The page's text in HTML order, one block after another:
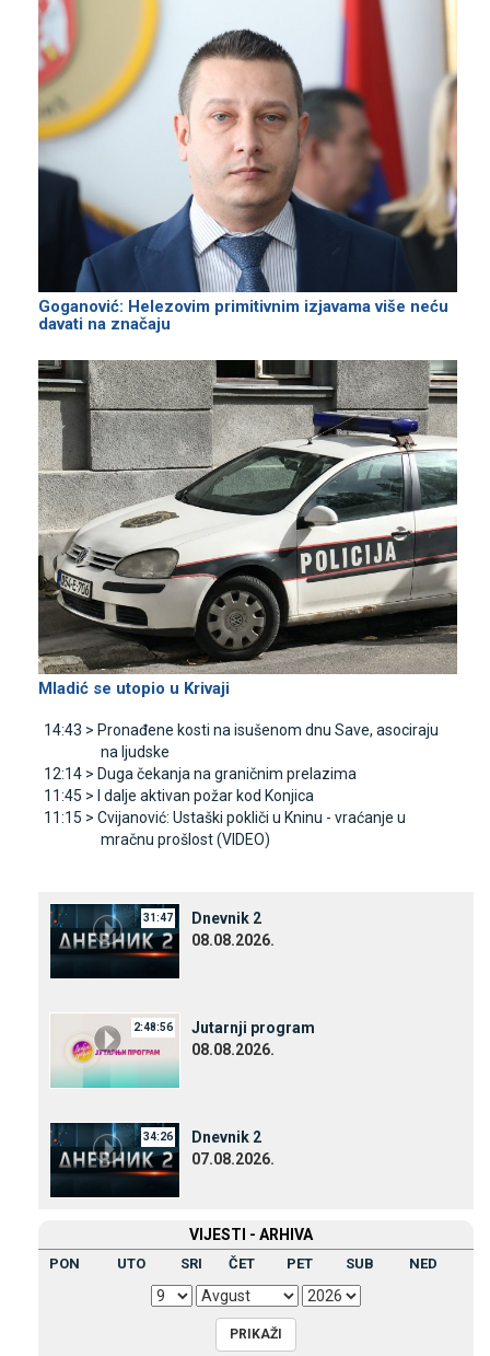
Goganović: Helezovim primitivnim izjavama više neću
davati na značaju
Mladić se utopio u Krivaji
14:43 > Pronađene kosti na isušenom dnu Save, asociraju
na ljudske
12:14 > Duga čekanja na graničnim prelazima
11:45 >
I dalje aktivan požar kod Konjica
11:15 > Cvijanović: Ustaški pokliči u Kninu - vraćanje u
mračnu prošlost (VIDEO)
31:47
Dnevnik 2
08.08.2026.
2:48:56
Јutarnji program
08.08.2026.
34:26
Dnevnik 2
07.08.2026.
VIЈESTI - ARHIVA
PON UTO SRI ČET PET SUB NED